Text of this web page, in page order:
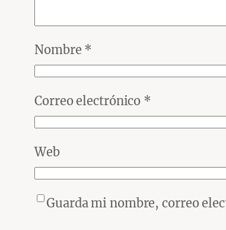
Nombre *
Correo electrónico *
Web
Guarda mi nombre, correo